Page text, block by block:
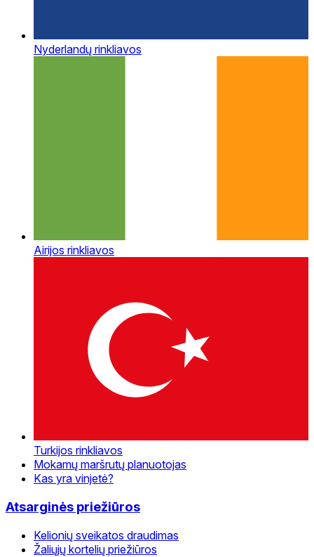
Nyderlandų rinkliavos
Airijos rinkliavos
Turkijos rinkliavos
Mokamų maršrutų planuotojas
Kas yra vinjetė?
Atsarginės priežiūros
Kelionių sveikatos draudimas
Žaliųjų kortelių priežiūros